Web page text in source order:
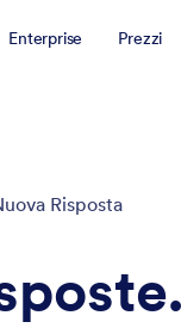
Enterprise Prezzi
Risposta